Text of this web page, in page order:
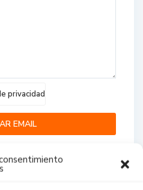
privacidad